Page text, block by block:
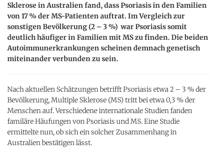
Sklerose in Australien fand, dass Psoriasis in den Familien
von 17 % der MS-Patienten auftrat. Im Vergleich zur
sonstigen Bevölkerung (2 – 3 %) war Psoriasis somit
deutlich häufiger in Familien mit MS zu finden. Die beiden
Autoimmunerkrankungen scheinen demnach genetisch
miteinander verbunden zu sein.
Nach aktuellen Schätzungen betrifft Psoriasis etwa 2 – 3 % der
Bevölkerung, Multiple Sklerose (MS) tritt bei etwa 0,3 % der
Menschen auf. Verschiedene internationale Studien fanden
familäre Häufungen von Psoriasis und MS. Eine Studie
ermittelte nun, ob sich ein solcher Zusammenhang in
Australien bestätigen lässt.